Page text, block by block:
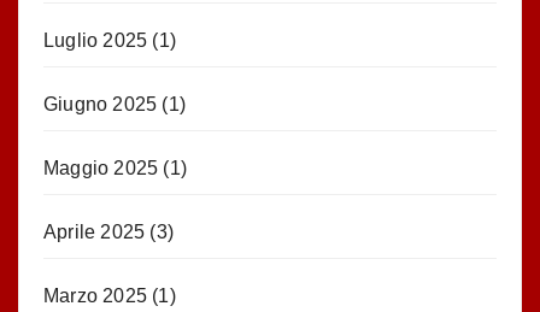
Luglio 2025 (1)
Giugno 2025 (1)
Maggio 2025 (1)
Aprile 2025 (3)
Marzo 2025 (1)